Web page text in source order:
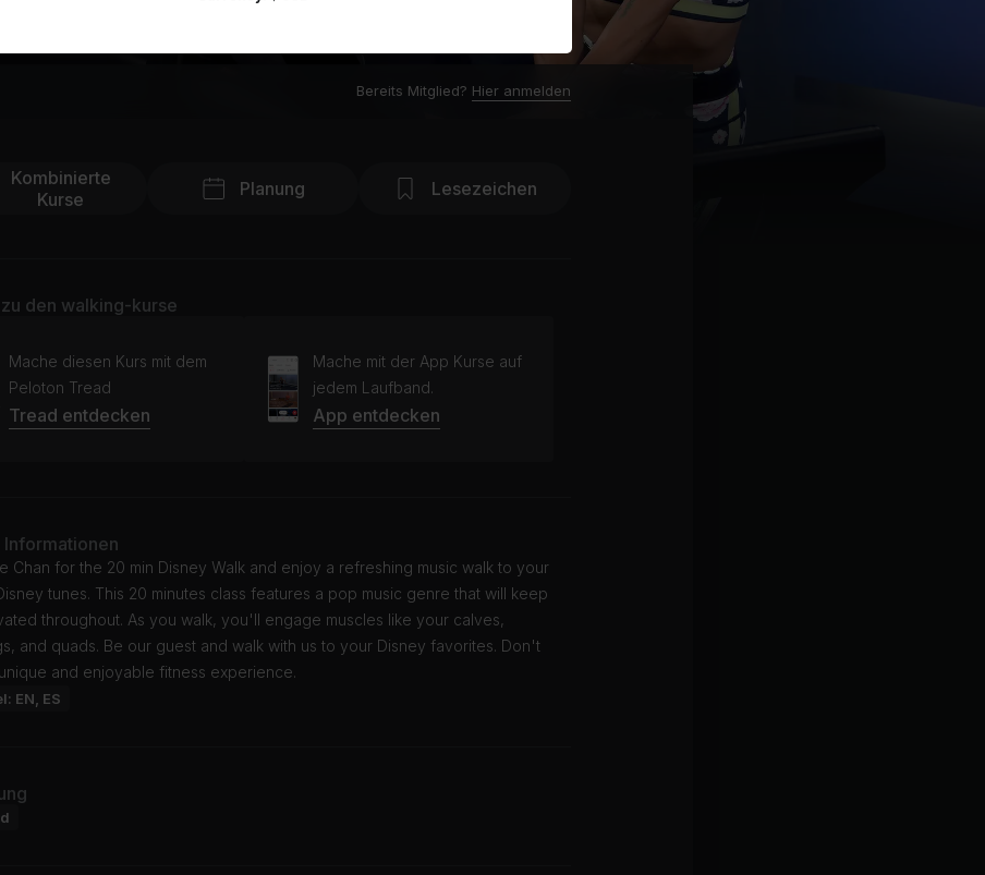
Bereits Mitglied? Hier anmelden
Kombinierte
Kurse
Planung Lesezeichen
den walking-kurse
Mache diesen Kurs mit dem
Peloton Tread
Tread entdecken
Mache mit der App Kurse auf
jedem Laufband.
App entdecken
Chan for the 20 min Disney Walk and enjoy a refreshing music walk to your
tunes. This 20 minutes class features a pop music genre that will keep
throughout. As you walk, you'll engage muscles like your calves,
and quads. Be our guest and walk with us to your Disney favorites. Don't
and enjoyable fitness experience.
EN, ES